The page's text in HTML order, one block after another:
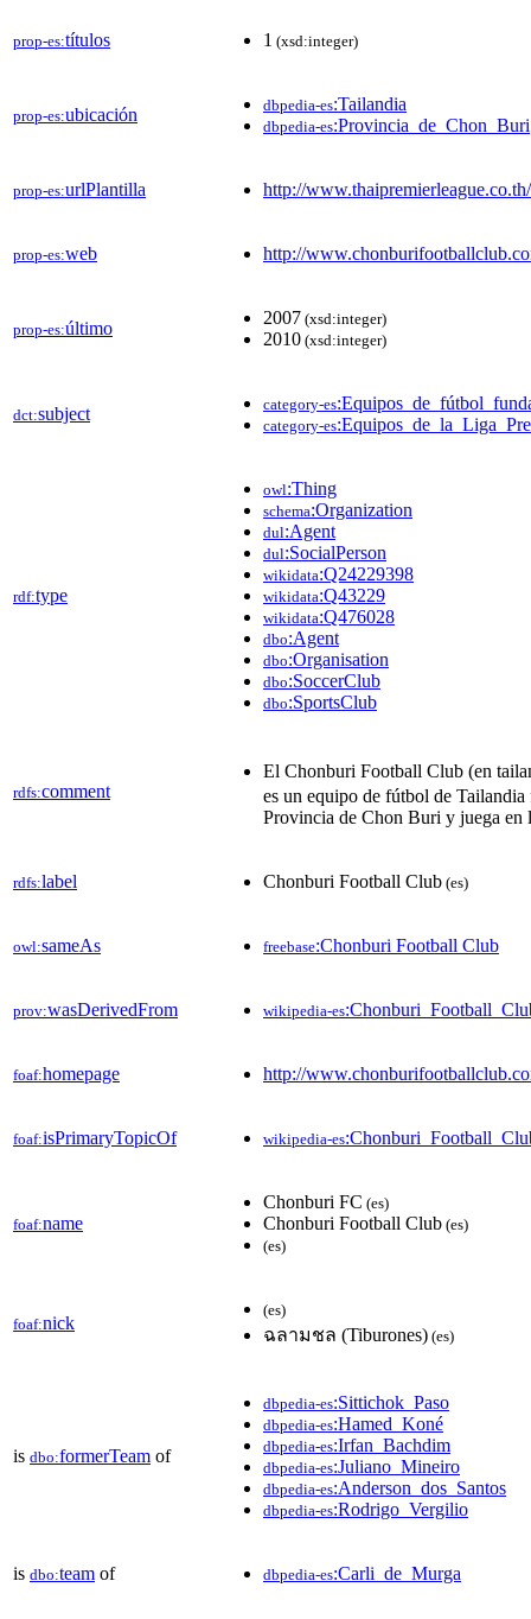
prop-es:títulos 1 (xsd:integer)
prop-es:ubicación dbpedia-es:Tailandia
dbpedia-es:Provincia_de_Chon_Buri
prop-es:urlPlantilla http://
prop-es:web http://
prop-es:último
2007 (xsd:integer)
2010 (xsd:integer)
dct:subject category-es
category-es
rdf:type
owl:Thing
schema:Organization
dul:Agent
dul:SocialPerson
wikidata:Q24229398
wikidata:Q43229
wikidata:Q476028
dbo:Agent
dbo:Organisation
dbo:SoccerClub
dbo:SportsClub
rdfs:comment
El Chonburi Football Club (en
es un equipo de fútbol de
Provincia de Chon Buri y juega en
rdfs:label Chonburi Football Club (es)
owl:sameAs freebase:Chonburi Football Club
prov:wasDerivedFrom wikipedia-es
foaf:homepage http://
foaf:isPrimaryTopicOf wikipedia-es
foaf:name
Chonburi FC (es)
Chonburi Football Club (es)
(es)
foaf:nick
(es)
ฉลามชล (Tiburones) (es)
is dbo:formerTeam of
dbpedia-es:Sittichok_Paso
dbpedia-es:Hamed_Koné
dbpedia-es:Irfan_Bachdim
dbpedia-es:Juliano_Mineiro
dbpedia-es:Anderson_dos_Santos
dbpedia-es:Rodrigo_Vergilio
is dbo:team of dbpedia-es:Carli_de_Murga